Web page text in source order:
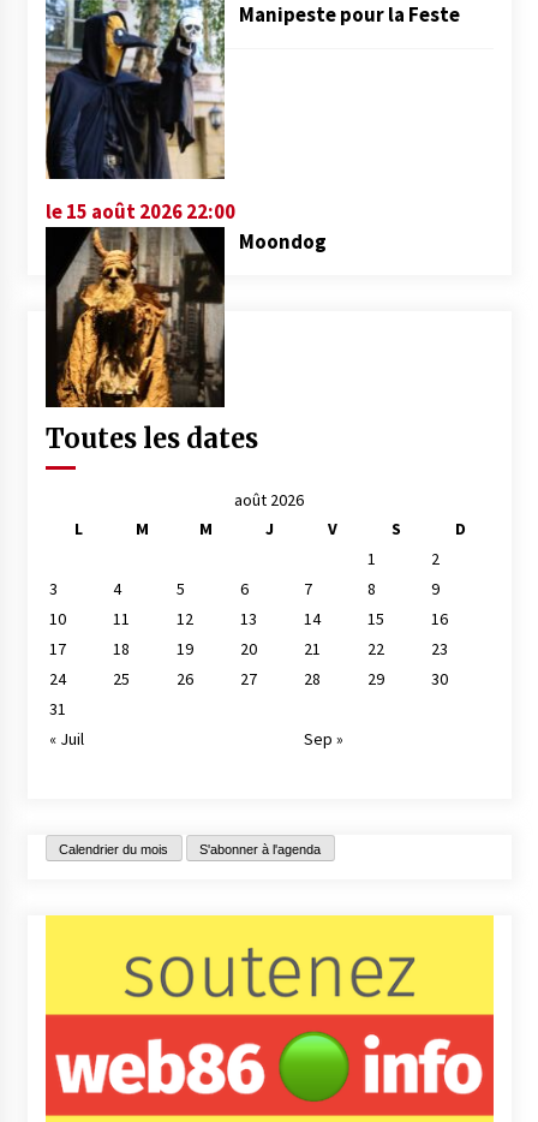
Manipeste pour la Feste
le 15 août 2026 22:00
Moondog
Toutes les dates
août 2026
L
M M J V S
D
1
2
3
4 5 6 7 8
9
10
11 12 13 14 15
16
17
18 19 20 21 22
23
24
25 26 27 28 29
30
31
« Juil
Sep »
Calendrier du mois S'abonner à l'agenda